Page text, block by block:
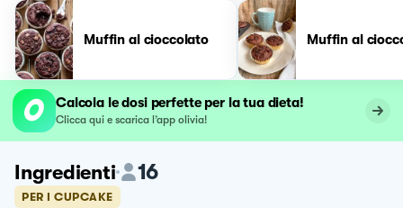
Muffin al cioccolato Muffin al
Calcola le dosi perfette per la tua dieta!
Clicca qui e scarica l’app olivia!
Ingredienti 16
PER I CUPCAKE